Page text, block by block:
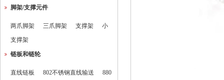
脚架/支撑元件
两爪脚架 三爪脚架 支撑架
小
支撑架
链板和链轮
直线链板 802不锈钢直线输送
880